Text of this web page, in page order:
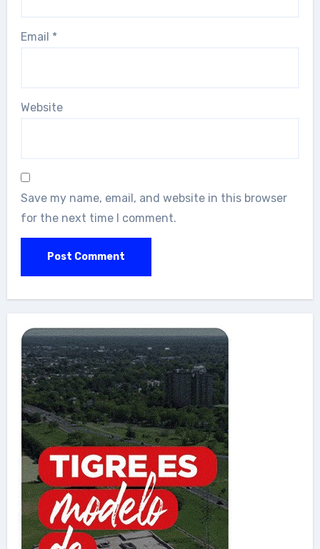
Email *
Website
Save my name, email, and website in this browser
for the next time I comment.